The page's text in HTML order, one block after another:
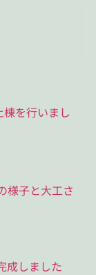
を行いまし
様子と大工さ
成しました